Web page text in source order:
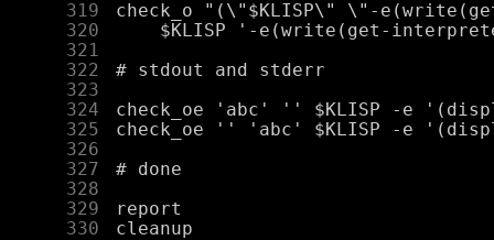
    319
    320
    321
    322
    323
    324
    325
    326
    327
    328
    329
    330